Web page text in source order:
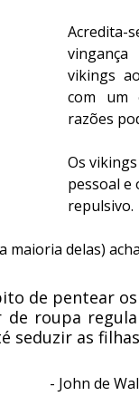
vikings
com um
razões
Os
pessoal e
repulsivo.
delas)
de pentear
roupa
seduzir as
- John de